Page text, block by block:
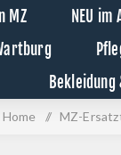
MZ NEU im
Bekleidung
Home / MZ-